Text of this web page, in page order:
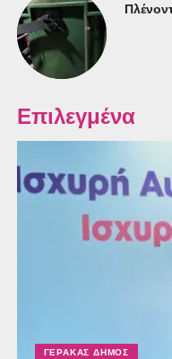
Επιλεγμένα
ΓΈΡΑΚΑΣ ΔΉΜΟΣ